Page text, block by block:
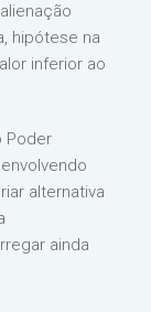
hipótese na
inferior ao
Poder
alternativa
ainda